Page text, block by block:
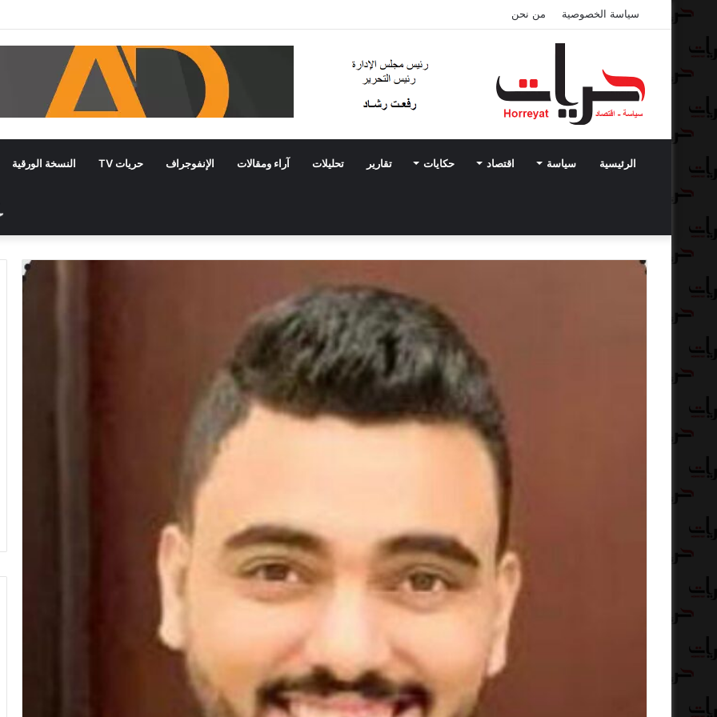
سياسة الخصوصية من نحن
الرئيسية سياسة اقتصاد حكايات تقارير تحليلات آراء ومقالات الإنفوجراف حريات TV النسخة الورقية